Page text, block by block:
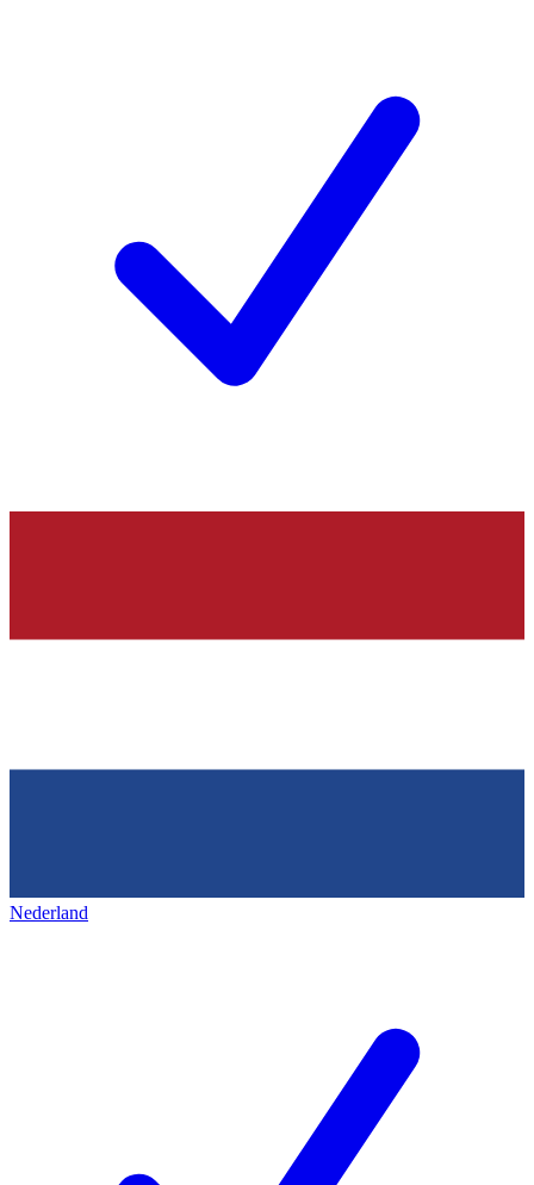
Nederland